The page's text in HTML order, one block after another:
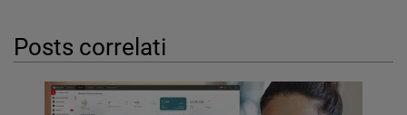
Posts correlati